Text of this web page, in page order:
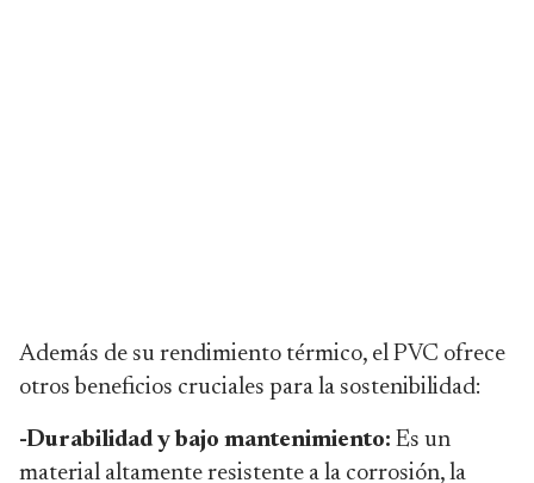
Además de su rendimiento térmico, el PVC ofrece
otros beneficios cruciales para la sostenibilidad:
-Durabilidad y bajo mantenimiento: Es un
material altamente resistente a la corrosión, la